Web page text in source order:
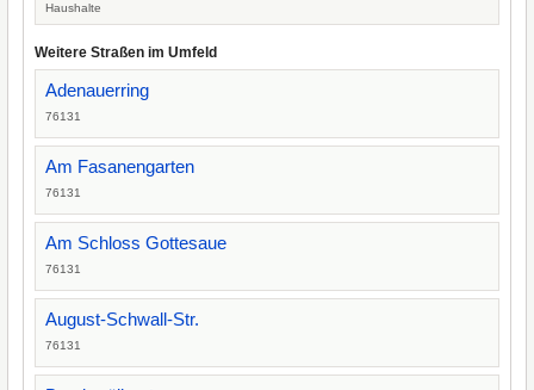
Haushalte
Weitere Straßen im Umfeld
Adenauerring
76131
Am Fasanengarten
76131
Am Schloss Gottesaue
76131
August-Schwall-Str.
76131